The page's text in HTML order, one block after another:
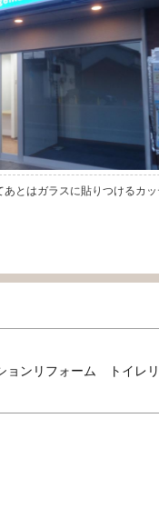
とはガラスに貼りつけるカ
ョンリフォーム トイレ